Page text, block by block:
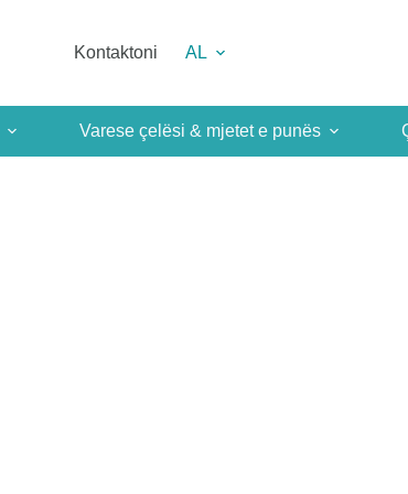
Kontaktoni AL
Varese çelësi & mjetet e punës